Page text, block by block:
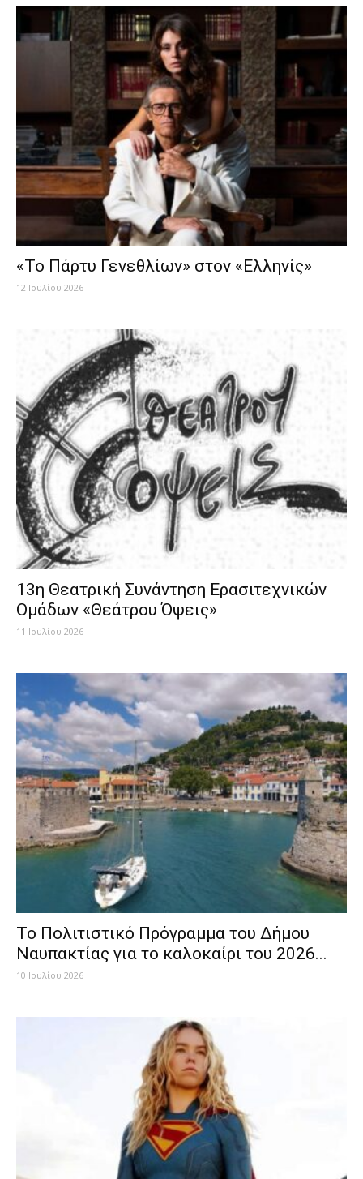
«Το Πάρτυ Γενεθλίων» στον «Ελληνίς»
12 Ιουλίου 2026
13η Θεατρική Συνάντηση Ερασιτεχνικών
Ομάδων «Θεάτρου Όψεις»
11 Ιουλίου 2026
Το Πολιτιστικό Πρόγραμμα του Δήμου
Ναυπακτίας για το καλοκαίρι του 2026...
10 Ιουλίου 2026